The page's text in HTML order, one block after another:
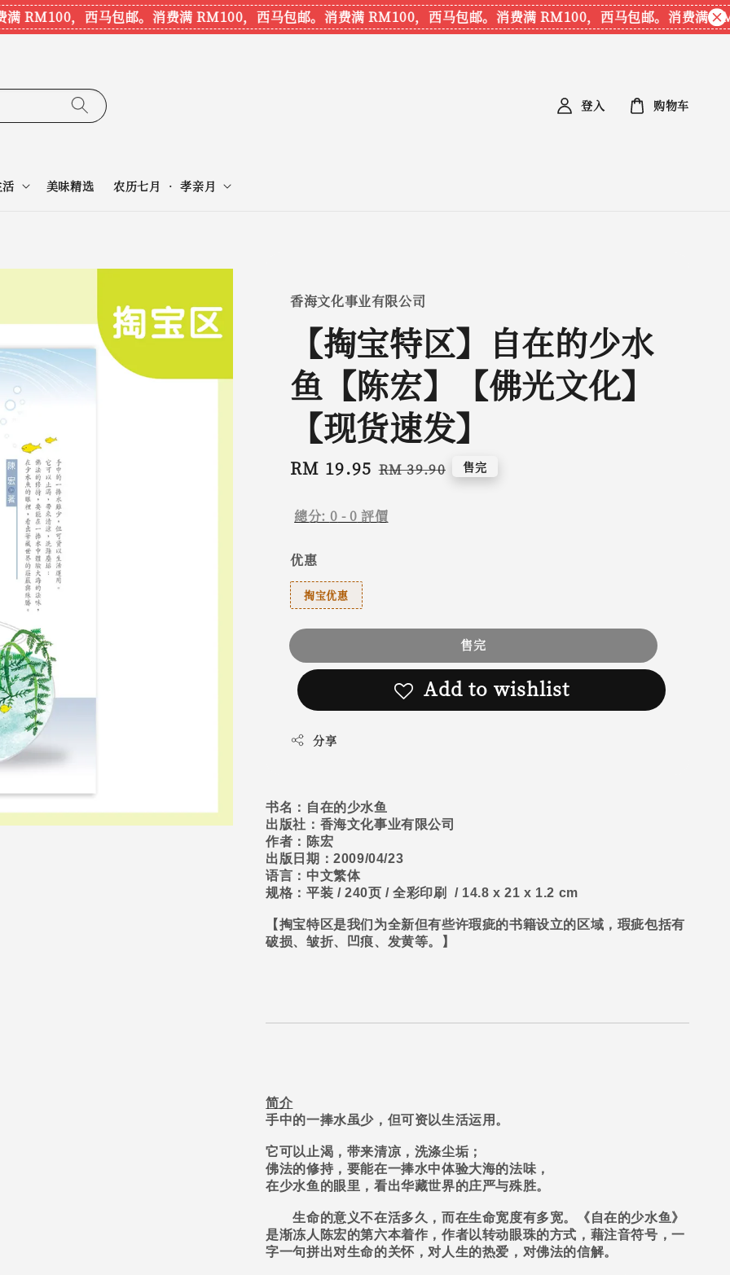
，西马包邮。消费满 RM100，西马包邮。消费满 RM100，西马包邮。消费满 RM100，西马包邮。消费满
美味精选 农历七月 • 孝亲月
登入 购物车
香海文化事业有限公司
【掏宝特区】自在的少水
鱼【陈宏】【佛光文化】
【现货速发】
Sale
RM 19.95 Regular
RM 39.90 售完
總分: 0 -0 評價
优惠
掏宝优惠
售完
Add to wishlist
分享
书名：自在的少水鱼
出版社：香海文化事业有限公司
作者：陈宏
出版日期：2009/04/23
语言：中文繁体
规格：平装 / 240页 /全彩印刷 / 14.8 x 21 x 1.2 cm
【掏宝特区是我们为全新但有些许瑕疵的书籍设立的区域，瑕疵包括有
破损、皱折、凹痕、发黄等。】
简介
手中的一捧水虽少，但可资以生活运用。
它可以止渴，带来清凉，洗涤尘垢；
佛法的修持，要能在一捧水中体验大海的法味，
在少水鱼的眼里，看出华藏世界的庄严与殊胜。
生命的意义不在活多久，而在生命宽度有多宽。《自在的少水鱼》
是渐冻人陈宏的第六本着作，作者以转动眼珠的方式，藉注音符号，一
字一句拼出对生命的关怀，对人生的热爱，对佛法的信解。